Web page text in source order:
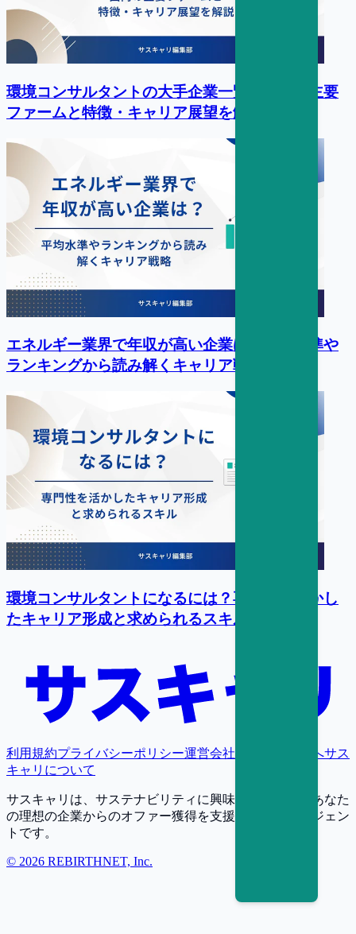
環境コンサルタントの大手企業一覧｜国内の主要
ファームと特徴・キャリア展望を解説
エネルギー業界で年収が高い企業は？平均水準や
ランキングから読み解くキャリア戦略
環境コンサルタントになるには？専門性を活かし
たキャリア形成と求められるスキル
利用規約プライバシーポリシー運営会社 採用担当者様へサス
キャリについて
サスキャリは、サステナビリティに興味・関心を持つあなた
の理想の企業からのオファー獲得を支援する転職エージェン
トです。
© 2026 REBIRTHNET, Inc.